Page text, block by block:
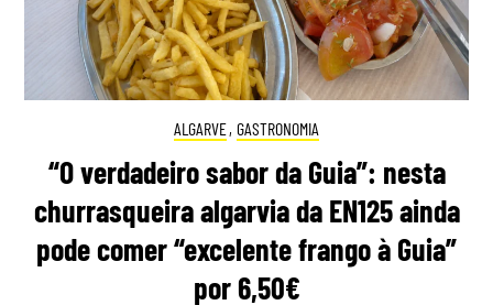
ALGARVE, GASTRONOMIA
“O verdadeiro sabor da Guia”: nesta
churrasqueira algarvia da EN125 ainda
pode comer “excelente frango à Guia”
por 6,50€